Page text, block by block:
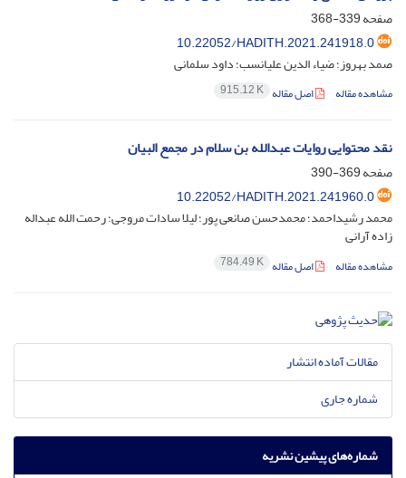
صفحه339-368
10.22052/HADITH.2021.241918.0
صمد بهروز؛ ضیاء الدین علیانسب؛ داود سلمانی
مشاهده مقاله اصل مقاله 915.12 K
نقد محتوایی روایات عبدالله بن سلام در مجمع البیان
صفحه369-390
10.22052/HADITH.2021.241960.0
محمد رشیداحمد؛ محمدحسن صانعی پور؛ لیلا سادات مروجی؛ رحمت الله عبداله
زاده آرانی
مشاهده مقاله اصل مقاله 784.49 K
مقالات آماده انتشار
شماره جاری
شماره‌های پیشین نشریه